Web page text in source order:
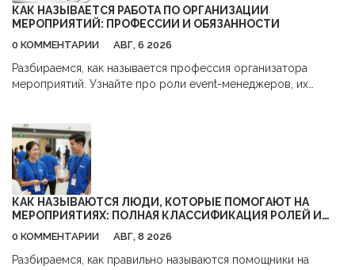
КАК НАЗЫВАЕТСЯ РАБОТА ПО ОРГАНИЗАЦИИ
МЕРОПРИЯТИЙ: ПРОФЕССИИ И ОБЯЗАННОСТИ
0 КОММЕНТАРИИ АВГ, 6 2026
Разбираемся, как называется профессия организатора
мероприятий. Узнайте про роли event-менеджеров, их
КАК НАЗЫВАЮТСЯ ЛЮДИ, КОТОРЫЕ ПОМОГАЮТ НА
МЕРОПРИЯТИЯХ: ПОЛНАЯ КЛАССИФИКАЦИЯ РОЛЕЙ И
0 КОММЕНТАРИИ АВГ, 8 2026
Разбираемся, как правильно называются помощники на